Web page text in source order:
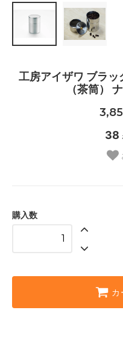
工房アイザワ ブラッ
（茶筒）
38
購入数
カ